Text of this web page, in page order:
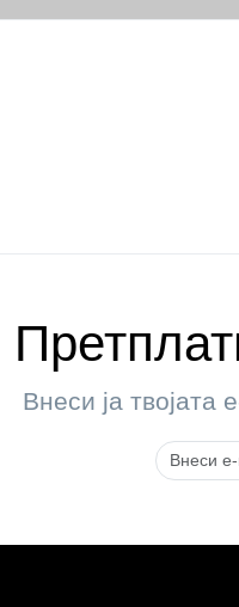
Внеси ја твојата